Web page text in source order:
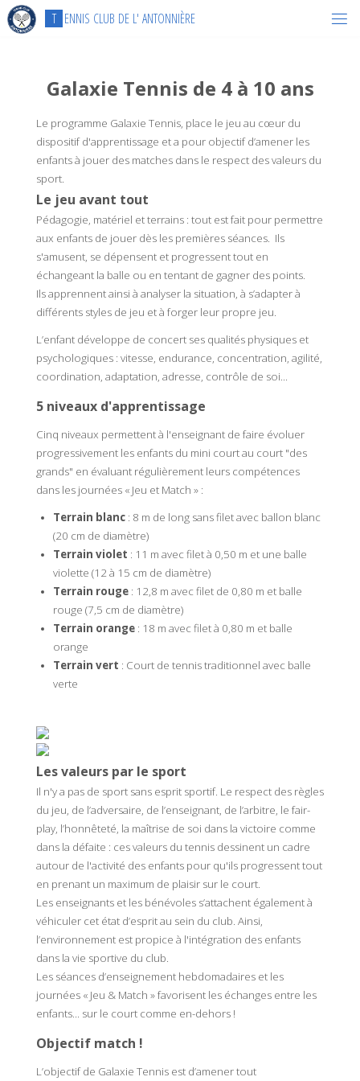
Skip
content
T ENNIS CLUB DE L' ANTONNIÈRE
Galaxie Tennis de 4 à 10 ans
Le programme Galaxie Tennis, place le jeu au cœur du
dispositif d'apprentissage et a pour objectif d’amener les
enfants à jouer des matches dans le respect des valeurs du
sport.
Le jeu avant tout
Pédagogie, matériel et terrains : tout est fait pour permettre
aux enfants de jouer dès les premières séances. Ils
s'amusent, se dépensent et progressent tout en
échangeant la balle ou en tentant de gagner des points.
Ils apprennent ainsi à analyser la situation, à s’adapter à
différents styles de jeu et à forger leur propre jeu.
L’enfant développe de concert ses qualités physiques et
psychologiques : vitesse, endurance, concentration, agilité,
coordination, adaptation, adresse, contrôle de soi...
5 niveaux d'apprentissage
Cinq niveaux permettent à l'enseignant de faire évoluer
progressivement les enfants du mini court au court "des
grands" en évaluant régulièrement leurs compétences
dans les journées « Jeu et Match » :
Terrain blanc : 8 m de long sans filet avec ballon blanc
(20 cm de diamètre)
Terrain violet : 11 m avec filet à 0,50 m et une balle
violette (12 à 15 cm de diamètre)
Terrain rouge : 12,8 m avec filet de 0,80 m et balle
rouge (7,5 cm de diamètre)
Terrain orange : 18 m avec filet à 0,80 m et balle
orange
Terrain vert : Court de tennis traditionnel avec balle
verte
Les valeurs par le sport
Il n'y a pas de sport sans esprit sportif. Le respect des règles
du jeu, de l’adversaire, de l’enseignant, de l’arbitre, le fair­
play, l’honnêteté, la maîtrise de soi dans la victoire comme
dans la défaite : ces valeurs du tennis dessinent un cadre
autour de l'activité des enfants pour qu'ils progressent tout
en prenant un maximum de plaisir sur le court.
Les enseignants et les bénévoles s’attachent également à
véhiculer cet état d’esprit au sein du club. Ainsi,
l’environnement est propice à l'intégration des enfants
dans la vie sportive du club.
Les séances d’enseignement hebdomadaires et les
journées « Jeu & Match » favorisent les échanges entre les
enfants... sur le court comme en-­dehors !
Objectif match !
L’objectif de Galaxie Tennis est d’amener tout